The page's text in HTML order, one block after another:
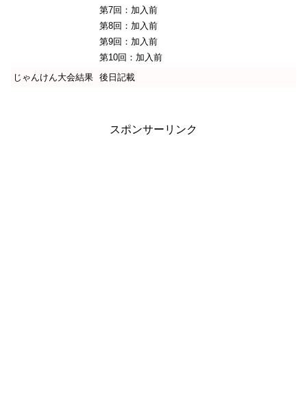
第7回：加入前
第8回：加入前
第9回：加入前
第10回：加入前
じゃんけん大会結果 後日記載
スポンサーリンク